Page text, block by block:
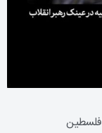
فلسطین